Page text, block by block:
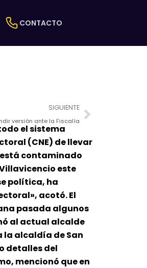
CONTACTO
SIGUIENTE
versión ante la Fiscalía
Next
el sistema
(CNE) de llevar
contaminado
este
política, ha
acotó. El
pasada algunos
al actual alcalde
la alcaldía de San
detalles del
mencionó que en